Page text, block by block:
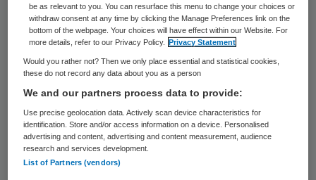
gevallen van covid-19 als bij de serieuze
verdenkingen van deze ziekte.
be as relevant to you. You can resurface this menu to change your choices or
withdraw consent at any time by clicking the Manage Preferences link on the
bottom of the webpage. Your choices will have effect within our Website. For
more details, refer to our Privacy Policy.
Privacy Statement
Would you rather not? Then we only place essential and statistical cookies,
these do not record any data about you as a person
We and our partners process data to provide:
Use precise geolocation data. Actively scan device characteristics for
identification. Store and/or access information on a device. Personalised
advertising and content, advertising and content measurement, audience
research and services development.
List of Partners (vendors)